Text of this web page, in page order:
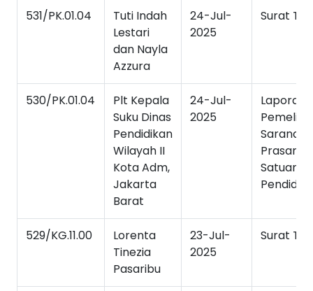
531/PK.01.04
Tuti Indah
Lestari
dan Nayla
Azzura
24-Jul-
2025
Surat
530/PK.01.04
Plt Kepala
Suku Dinas
Pendidikan
Wilayah II
Kota Adm,
Jakarta
Barat
24-Jul-
2025
Laporan
Sarana
Satuan
529/KG.11.00
Lorenta
Tinezia
Pasaribu
23-Jul-
2025
Surat